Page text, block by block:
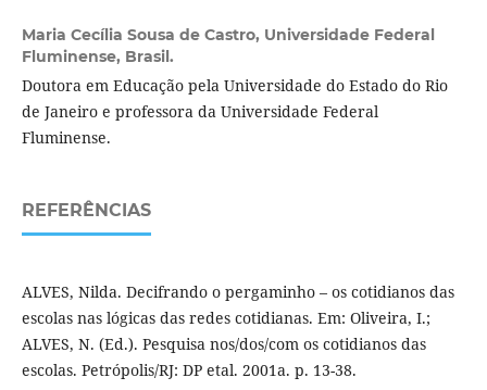
Maria Cecília Sousa de Castro, Universidade Federal
Fluminense, Brasil.
Doutora em Educação pela Universidade do Estado do Rio
de Janeiro e professora da Universidade Federal
Fluminense.
REFERÊNCIAS
ALVES, Nilda. Decifrando o pergaminho – os cotidianos das
escolas nas lógicas das redes cotidianas. Em: Oliveira, I.;
ALVES, N. (Ed.). Pesquisa nos/dos/com os cotidianos das
escolas. Petrópolis/RJ: DP etal. 2001a. p. 13-38.